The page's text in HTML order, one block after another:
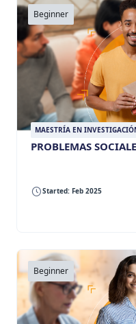
Beginner
MAESTRÍA EN
PROBLEMAS
Started: Feb 2025
Beginner